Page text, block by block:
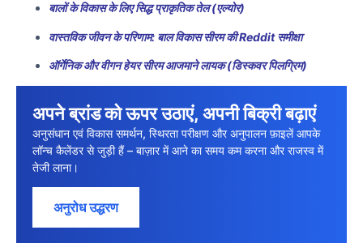
बालों के विकास के लिए सिद्ध प्राकृतिक तेल (एल्योर)
वास्तविक जीवन के परिणाम: बाल विकास सीरम की Reddit समीक्षा
ऑर्गेनिक और वीगन हेयर सीरम आजमाने लायक (डिस्कवर पिलग्रिम)
अपने ब्रांड को ऊपर उठाएं, अपनी बिक्री बढ़ाएं
अनुसंधान एवं विकास समर्थन, स्थिरता परीक्षण और अनुपालन फ़ाइलें आपके
लॉन्च कैलेंडर से जुड़ी हैं – बाज़ार में आने का समय कम करना और राजस्व में
तेजी लाना।
अनुरोध उद्धरण